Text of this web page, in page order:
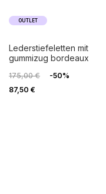
OUTLET
lederstiefeletten mit
gummizug bordeaux
175,00 €
-50%
87,50 €